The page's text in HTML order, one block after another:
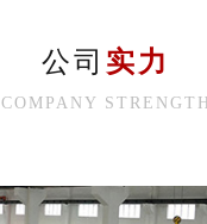
公司 实力
COMPANY STRENGTH